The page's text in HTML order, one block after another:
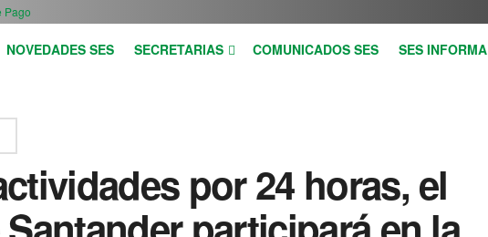
Pago
NOVEDADES SES SECRETARIAS COMUNICADOS SES SES INFORMA
por 24 horas, el